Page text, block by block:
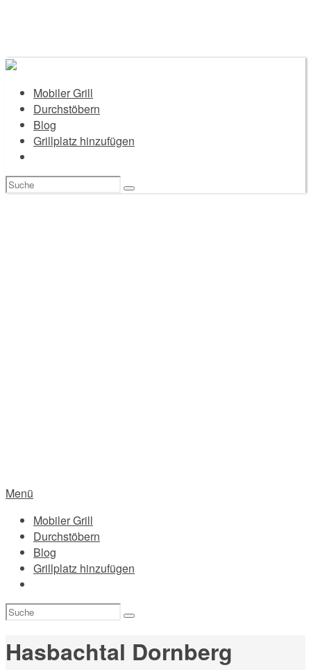
Mobiler Grill
Durchstöbern
Blog
Grillplatz hinzufügen
Suchen
nach:
Menü
Mobiler Grill
Durchstöbern
Blog
Grillplatz hinzufügen
Suchen
Hasbachtal Dornberg